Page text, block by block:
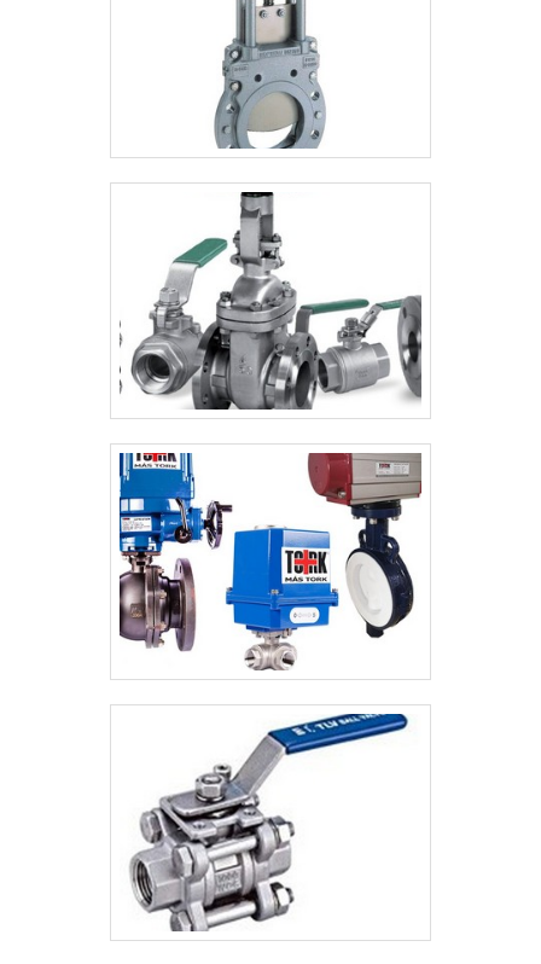
gastos desnecessários.Existem diversos
motivos para a Valfluid Acessórios
Industriais ter se tornado destaque quando
pensamos em uma empresa que entrega
confiança e produtos de qualidade. Alguns
desses motivos são: Mais de 15 anos de
atuação no ramo; Profissionais
constantemente treinados; Diversas
opções de pagamento disponíveis;
Distribuição autorizada das melhores
marcas; Estoque capaz de suprir
demandas das indústrias de todos os
segmentos; Atendimento personalizado. A
EMPRESA ESPECIALISTA DO
Industriais existe variedade e qualidade
quando o assunto for válvula esfera latão
cromado. É possível encontrar itens
variados com tecnologia de ponta, como
tubo de aço carbono com costura e curva
inox 304.É uma empresa altamente
qualificada e comprometida com seus
serviços, qualificações possíveis pelo fato
de possuir escritório de alta qualidade onde
são realizadas as atividades e sistema de
distribuição capaz de atender indústrias de
todos os segmentos. Todos esses
fatores, agregados a uma equipe
multidisciplinar de consultores associados
e equipe de alta qualidade, garantem a
melhor experiência para os clientes.